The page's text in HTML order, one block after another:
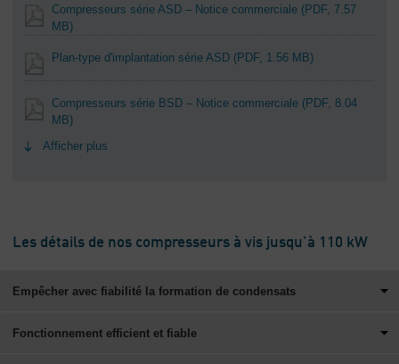
Compresseurs série ASD – Notice commerciale (PDF, 7.57
MB)
Plan-type d'implantation série ASD (PDF, 1.56 MB)
Compresseurs série BSD – Notice commerciale (PDF, 8.04
MB)
Afficher plus
Les détails de nos compresseurs à vis jusqu’à 110 kW
Empêcher avec fiabilité la formation de condensats
Fonctionnement efficient et fiable